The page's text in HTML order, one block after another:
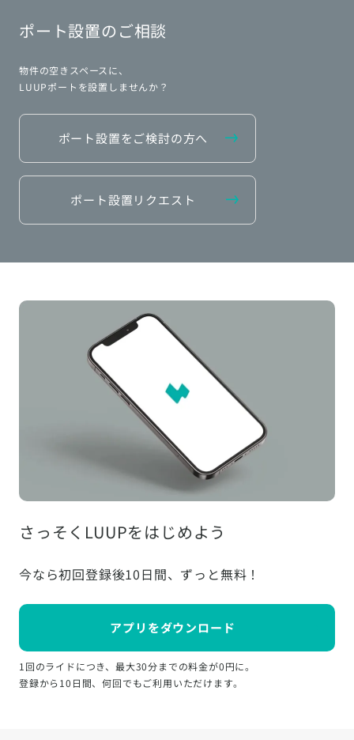
ポート設置のご相談
物件の空きスペースに、
LUUPポートを設置しませんか？
ポート設置をご検討の方へ
ポート設置リクエスト
さっそくLUUPをはじめよう
今なら初回登録後10日間、ずっと無料！
アプリをダウンロード
1回のライドにつき、最大30分までの料金が0円に。
登録から10日間、何回でもご利用いただけます。